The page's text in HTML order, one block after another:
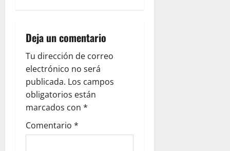
v
i
g
a
t
i
Deja un comentario
Tu dirección de correo
electrónico no será
publicada. Los campos
obligatorios están
marcados con *
Comentario *